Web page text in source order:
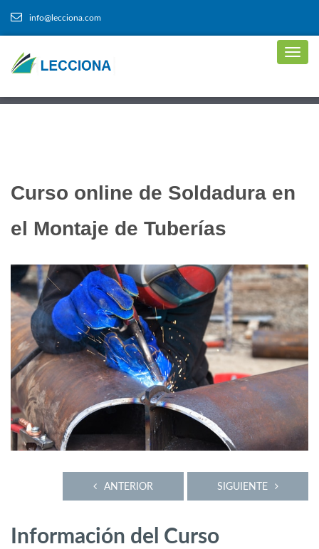
info@lecciona.com
Curso online de Soldadura en
el Montaje de Tuberías
SIGUIENTE
ANTERIOR
Información del Curso